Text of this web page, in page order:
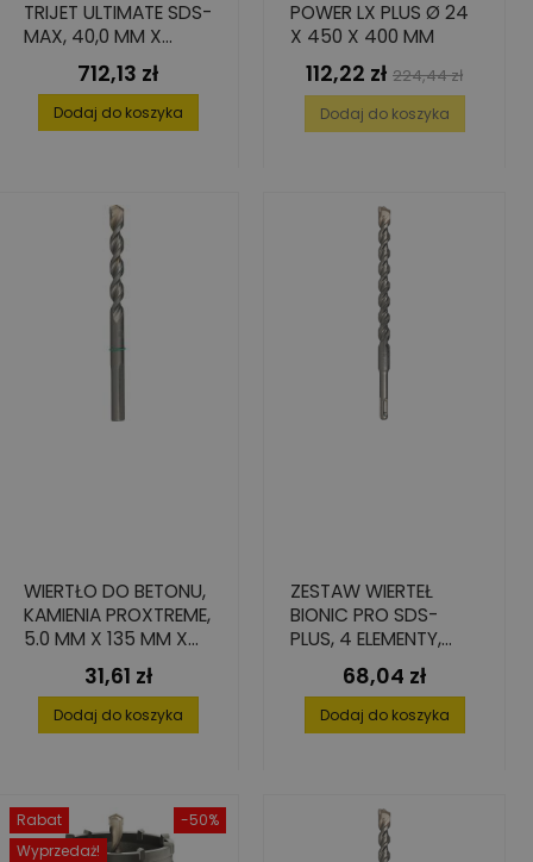
TRIJET ULTIMATE SDS-
MAX, 40,0 MM X
400/520 MM
Cena
712,13 zł
Dodaj do koszyka
POWER LX PLUS Ø 24
X 450 X 400 MM
Cena
112,22 zł Cena
podstawowa
224,44 zł
Dodaj do koszyka
WIERTŁO DO BETONU,
KAMIENIA PROXTREME,
5.0 MM X 135 MM X
200 MMCena
31,61 zł
Dodaj do koszyka
ZESTAW WIERTEŁ
BIONIC PRO SDS-
PLUS, 4 ELEMENTY,
ŚREDNICE 5-10 MM
Cena
68,04 zł
Dodaj do koszyka
-50%
Rabat
Wyprzedaż!